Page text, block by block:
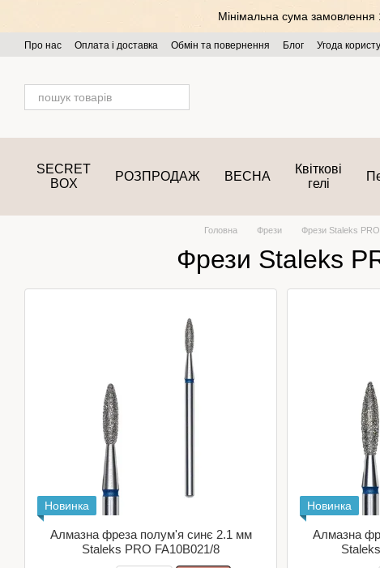
Мінімальна сума замовлення
Про нас Оплата і доставка Обмін та повернення Блог Угода
SECRET
BOX
РОЗПРОДАЖ ВЕСНА
Квіткові
гелі
Головна Фрези Фрези Staleks PRO
Фрези Staleks
Новинка
Алмазна фреза полум'я синє 2.1 мм
Staleks PRO FA10B021/8
Новинка
Алмазна